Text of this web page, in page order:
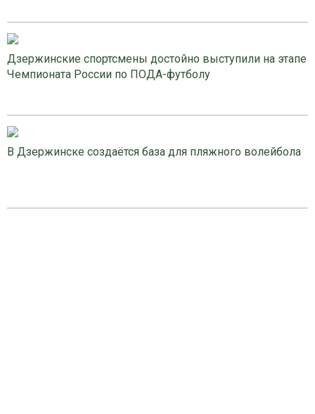
Дзержинские спортсмены достойно выступили на этапе
Чемпионата России по ПОДА-футболу
В Дзержинске создаётся база для пляжного волейбола